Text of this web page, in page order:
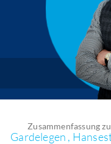
Zusammenfassung zu
Gardelegen ,